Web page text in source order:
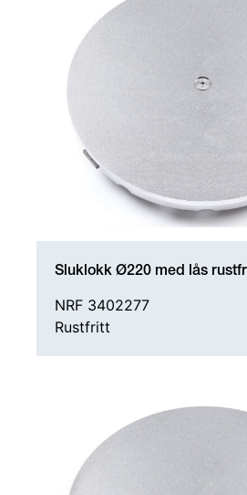
Sluklokk Ø220 med lås
NRF 3402277
Rustfritt